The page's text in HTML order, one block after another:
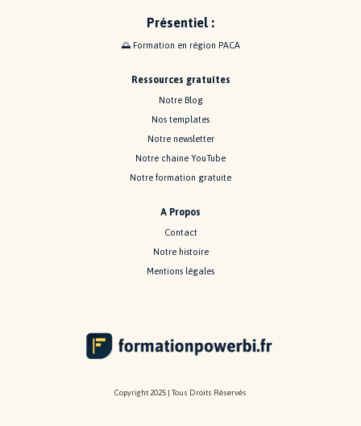
Présentiel :
🌅 Formation en région PACA
Ressources gratuites
Notre Blog
Nos templates
Notre newsletter
Notre chaine YouTube
Notre formation gratuite
A Propos
Contact
Notre histoire
Mentions légales
Copyright 2025 | Tous Droits Réservés